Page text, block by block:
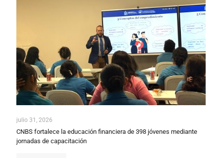
julio 31, 2026
CNBS fortalece la educación financiera de 398 jóvenes mediante
jornadas de capacitación